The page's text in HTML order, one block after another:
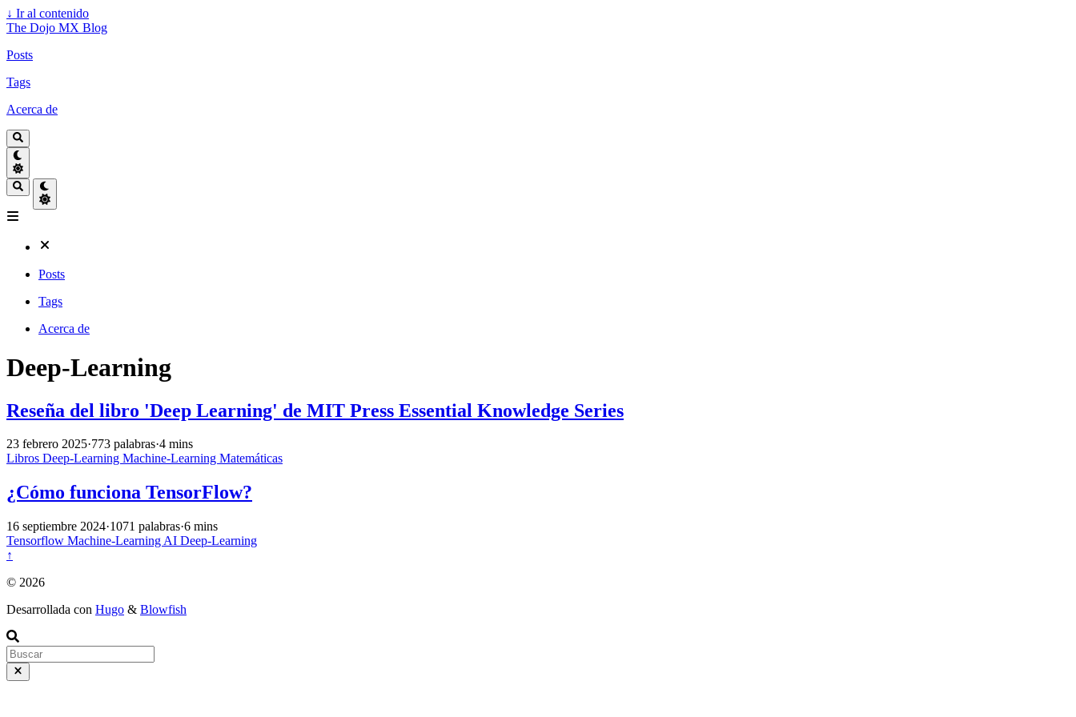
↓ Ir al contenido
The Dojo MX Blog
Posts
Tags
Acerca de
Posts
Tags
Acerca de
Deep-Learning
Reseña del libro 'Deep Learning' de MIT Press Essential Knowledge Series
23 febrero 2025·773 palabras·4 mins
Libros Deep-Learning Machine-Learning Matemáticas
¿Cómo funciona TensorFlow?
16 septiembre 2024·1071 palabras·6 mins
Tensorflow Machine-Learning AI Deep-Learning
↑
© 2026
Desarrollada con Hugo & Blowfish